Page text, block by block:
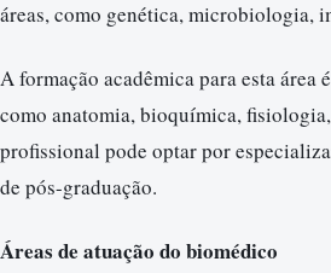
áreas, como genética, microbiologia,
A formação acadêmica para esta área
como anatomia, bioquímica,
profissional pode optar por
de pós-graduação.
Áreas de atuação do biomédico